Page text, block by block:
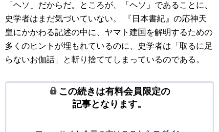
「ヘソ」だからだ。ところが、「ヘソ」であることに、
史学者はまだ気づいていない。 『日本書紀』の応神天
皇にかかわる記述の中に、ヤマト建国を解明するための
多くのヒントが埋もれているのに、史学者は「取るに足
らないお伽話」と斬り捨ててしまっているのである。
この続きは有料会員限定の
記事となります。